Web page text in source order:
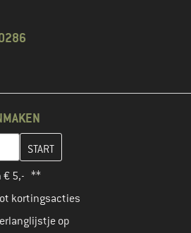
en maak in de volgende stap je
€ 5,- **
kortingsacties
op